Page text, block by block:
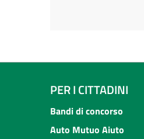
PER I CITTADINI
Bandi di concorso
Auto Mutuo Aiuto